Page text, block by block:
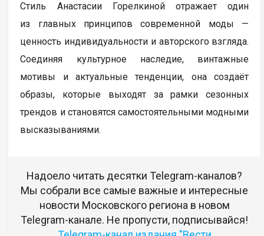
Стиль Анастасии Горелкиной отражает один
из главных принципов современной моды —
ценность индивидуальности и авторского взгляда.
Соединяя культурное наследие, винтажные
мотивы и актуальные тенденции, она создаёт
образы, которые выходят за рамки сезонных
трендов и становятся самостоятельными модными
высказываниями.
Надоело читать десятки Telegram-каналов?
Мы собрали все самые важные и интересные
новости Московского региона в новом
Telegram-канале. Не пропусти, подписывайся!